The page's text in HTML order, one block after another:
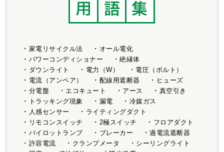
家電リサイクル法
オール電化
パワーコンディショナー
絶縁体
ダウンライト
電力（W）
電圧（ボルト）
電流（アンペア）
配線用遮断器
ヒューズ
分電盤
エコキュート アース
真空引き
トラッキング現象
漏電
冷媒ガス
人感センサー
ライティングダクト
リモコンスイッチ
2極スイッチ
フロアダクト
パイロットランプ
ブレーカー
過電流遮断器
許容電流
クランプメータ
シーリングライト